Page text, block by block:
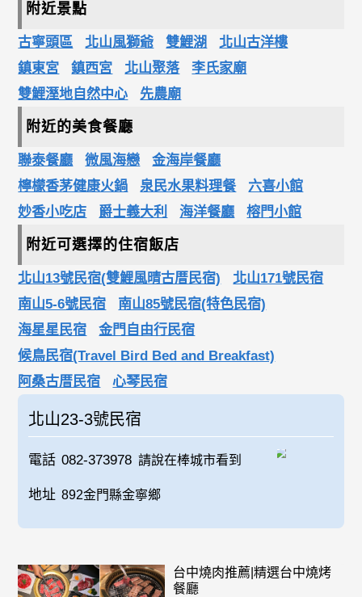
附近景點
古寧頭區 北山風獅爺 雙鯉湖
北山古洋樓
鎮東宮
鎮西宮 北山聚落
李氏家廟
雙鯉溼地自然中心
先農廟
附近的美食餐廳
聯泰餐廳 微風海戀
金海岸餐廳
檸檬香茅健康火鍋
泉民水果料理餐
六喜小館
妙香小吃店
爵士義大利 海洋餐廳 榕門小館
附近可選擇的住宿飯店
北山13號民宿(雙鯉風晴古厝民宿)
北山171號民宿
南山5-6號民宿
南山85號民宿(特色民宿)
海星星民宿
金門自由行民宿
候鳥民宿(Travel Bird Bed and Breakfast)
阿桑古厝民宿
心琴民宿
北山23-3號民宿
電話 082-373978 請說在棒城市看到
地址 892金門縣金寧鄉
台中燒肉推薦|精選台中燒烤
餐廳